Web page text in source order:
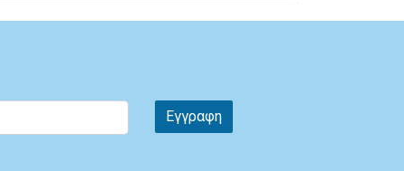
Εγγραφη